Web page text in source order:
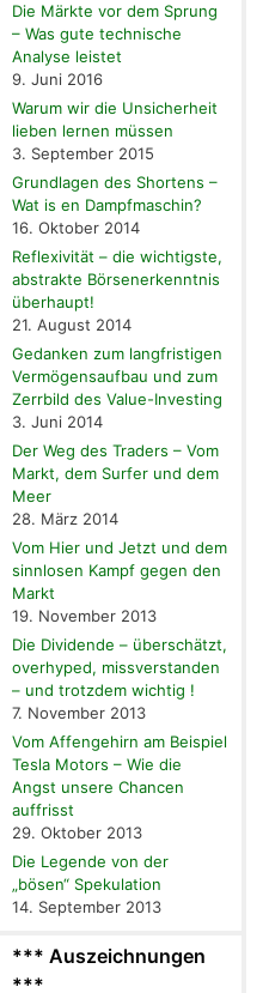
Die Märkte vor dem Sprung
– Was gute technische
Analyse leistet
9. Juni 2016
Warum wir die Unsicherheit
lieben lernen müssen
3. September 2015
Grundlagen des Shortens –
Wat is en Dampfmaschin?
16. Oktober 2014
Reflexivität – die wichtigste,
abstrakte Börsenerkenntnis
überhaupt!
21. August 2014
Gedanken zum langfristigen
Vermögensaufbau und zum
Zerrbild des Value-Investing
3. Juni 2014
Der Weg des Traders – Vom
Markt, dem Surfer und dem
Meer
28. März 2014
Vom Hier und Jetzt und dem
sinnlosen Kampf gegen den
Markt
19. November 2013
Die Dividende – überschätzt,
overhyped, missverstanden
– und trotzdem wichtig !
7. November 2013
Vom Affengehirn am Beispiel
Tesla Motors – Wie die
Angst unsere Chancen
auffrisst
29. Oktober 2013
Die Legende von der
„bösen“ Spekulation
14. September 2013
*** Auszeichnungen
***